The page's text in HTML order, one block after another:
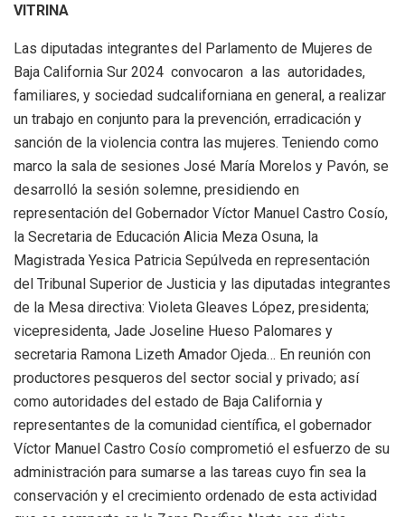
VITRINA
Las diputadas integrantes del Parlamento de Mujeres de
Baja California Sur 2024 convocaron a las autoridades,
familiares, y sociedad sudcaliforniana en general, a realizar
un trabajo en conjunto para la prevención, erradicación y
sanción de la violencia contra las mujeres. Teniendo como
marco la sala de sesiones José María Morelos y Pavón, se
desarrolló la sesión solemne, presidiendo en
representación del Gobernador Víctor Manuel Castro Cosío,
la Secretaria de Educación Alicia Meza Osuna, la
Magistrada Yesica Patricia Sepúlveda en representación
del Tribunal Superior de Justicia y las diputadas integrantes
de la Mesa directiva: Violeta Gleaves López, presidenta;
vicepresidenta, Jade Joseline Hueso Palomares y
secretaria Ramona Lizeth Amador Ojeda… En reunión con
productores pesqueros del sector social y privado; así
como autoridades del estado de Baja California y
representantes de la comunidad científica, el gobernador
Víctor Manuel Castro Cosío comprometió el esfuerzo de su
administración para sumarse a las tareas cuyo fin sea la
conservación y el crecimiento ordenado de esta actividad